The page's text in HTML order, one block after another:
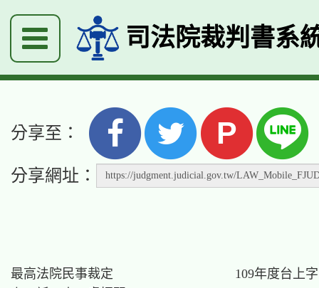
司法院裁判書系
分享至： P
分享網址：
最高法院民事裁定　　　　　　　　　 109年度台上字